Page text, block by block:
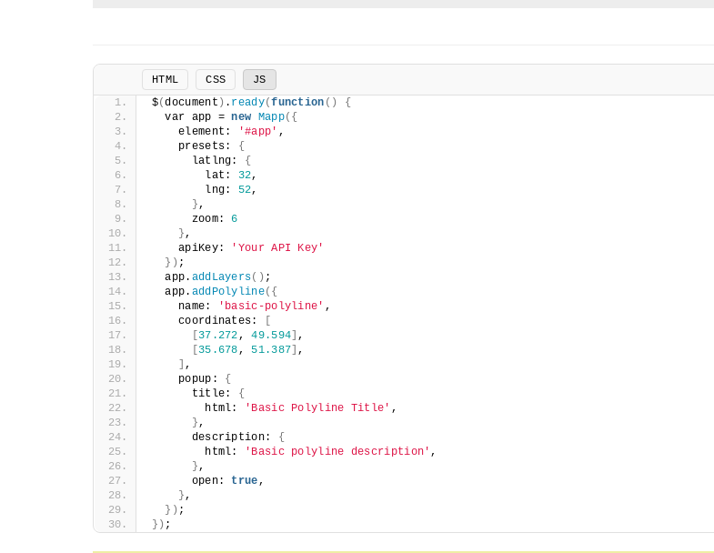
JS
CSS
HTML
$(document ) . ready(function ()
{
  var app =
new Mapp({
    element:
'#app' ,
    presets:
{
      latlng:
{
        lat:
32,
        lng:
52,
},
      zoom:
6
},
    apiKey:
'Your API Key'
}) ;
  app.
addLayers() ;
  app.
addPolyline({
    name:
'basic-polyline' ,
    coordinates:
37.272, 49.594 ,
35.678, 51.387 ,
,
    popup:
{
      title:
{
        html:
'Basic Polyline Title' ,
},
      description:
{
        html:
'Basic polyline description' ,
},
      open:
true,
},
}) ;
}) ;